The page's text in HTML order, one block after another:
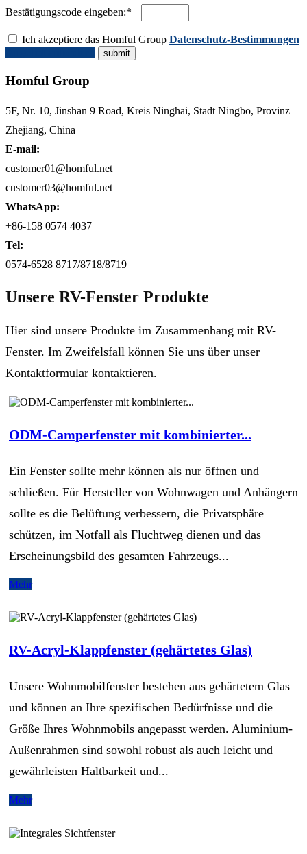
Bestätigungscode eingeben:*
Ich akzeptiere das Homful Group Datenschutz-Bestimmungen
Homful Group
5F, Nr. 10, Jinshan 9 Road, Kreis Ninghai, Stadt Ningbo, Provinz
Zhejiang, China
E-mail:
customer01@homful.net
customer03@homful.net
WhatsApp:
+86-158 0574 4037
Tel:
0574-6528 8717/8718/8719
Unsere RV-Fenster Produkte
Hier sind unsere Produkte im Zusammenhang mit RV-
Fenster. Im Zweifelsfall können Sie uns über unser
Kontaktformular kontaktieren.
ODM-Camperfenster mit kombinierter...
Ein Fenster sollte mehr können als nur öffnen und
schließen. Für Hersteller von Wohnwagen und Anhängern
sollte es die Belüftung verbessern, die Privatsphäre
schützen, im Notfall als Fluchtweg dienen und das
Erscheinungsbild des gesamten Fahrzeugs...
Mehr
RV-Acryl-Klappfenster (gehärtetes Glas)
Unsere Wohnmobilfenster bestehen aus gehärtetem Glas
und können an Ihre spezifischen Bedürfnisse und die
Größe Ihres Wohnmobils angepasst werden. Aluminium-
Außenrahmen sind sowohl robust als auch leicht und
gewährleisten Haltbarkeit und...
Mehr